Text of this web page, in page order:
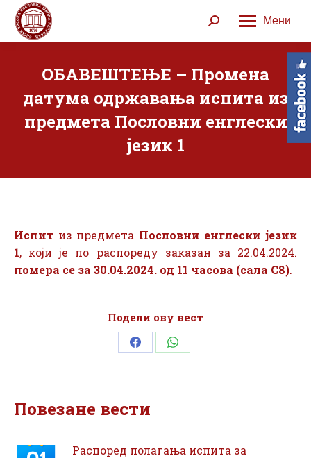
Мени
Search:
ОБАВЕШТЕЊЕ – Промена
датума одржавања испита из
предмета Пословни енглески
језик 1
Испит из предмета Пословни енглески језик
1, који је по распореду заказан за 22.04.2024.
помера се за 30.04.2024. од 11 часова (сала С8).
Подели ову вест
Share Share
Повезане вести
Распоред полагања испита за